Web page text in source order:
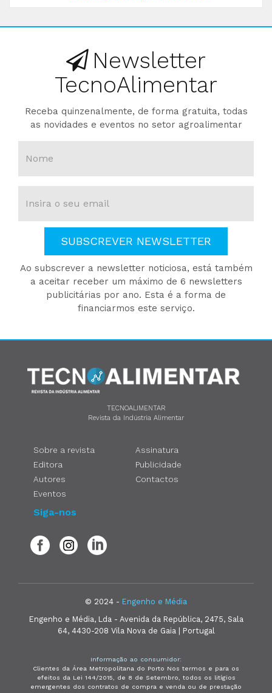
Newsletter
TecnoAlimentar
Receba quinzenalmente, de forma gratuita, todas
as novidades e eventos no setor agroalimentar
SUBSCREVER NEWSLETTER
Ao subscrever a newsletter noticiosa, está também
a aceitar receber um máximo de 6 newsletters
publicitárias por ano. Esta é a forma de
financiarmos este serviço.
TECNOALIMENTAR
Revista da Indústria Alimentar
Sobre a revista
Editora
Autores
Eventos
Assinatura
Publicidade
Contactos
Siga-nos
© 2024 - Engenho e Média
Engenho e Média, Lda - Avenida da República, 2475, Sala
64, 4430-208 Vila Nova de Gaia | Portugal
Informação ao consumidor:
Clientes da Área Metropolitana do Porto Nos termos e para os
efeitos da Lei 144/2015, de 8 de Setembro, todos os litígios
emergentes dos contratos de compra e venda ou de prestação